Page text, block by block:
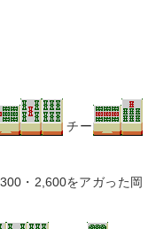
チー
・2,600をアガった岡